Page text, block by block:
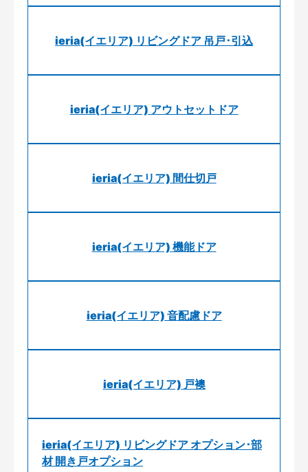
ieria(イエリア) リビングドア 吊戸･引込
ieria(イエリア) アウトセットドア
ieria(イエリア) 間仕切戸
ieria(イエリア) 機能ドア
ieria(イエリア) 音配慮ドア
ieria(イエリア) 戸襖
ieria(イエリア) リビングドア オプション･部
材 開き戸オプション